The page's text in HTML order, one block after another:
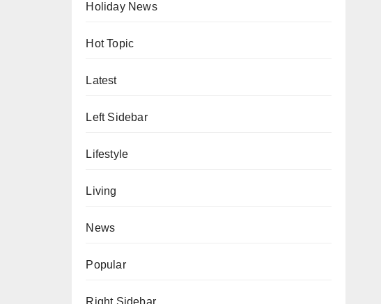
Holiday News
Hot Topic
Latest
Left Sidebar
Lifestyle
Living
News
Popular